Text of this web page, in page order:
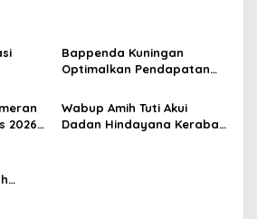
Bappenda Kuningan
Optimalkan Pendapatan
Catat Realisasi Baru 48,11
Persen
2026
Wabup Amih Tuti Akui
Dadan Hindayana Kerabat